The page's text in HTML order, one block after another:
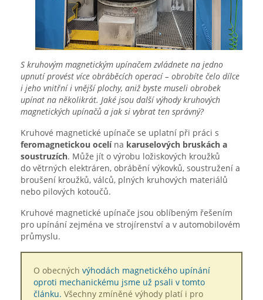
S kruhovým magnetickým upínačem zvládnete na jedno
upnutí provést více obráběcích operací – obrobíte čelo dílce
i jeho vnitřní i vnější plochy, aniž byste museli obrobek
upínat na několikrát. Jaké jsou další výhody kruhových
magnetických upínačů a jak si vybrat ten správný?
Kruhové magnetické upínače se uplatní při práci s
feromagnetickou ocelína karuselových bruskách a
soustruzích. Může jít o výrobu ložiskových kroužků
do větrných elektráren, obrábění výkovků, soustružení a
broušení kroužků, válců, plných kruhových materiálů
nebo pilových kotoučů.
Kruhové magnetické upínače jsou oblíbeným řešením
pro upínání zejména ve strojírenství a v automobilovém
průmyslu.
O obecných výhodách magnetického upínání
oproti mechanickému jsme už psali v tomto
článku. Všechny zmíněné výhody platí i pro